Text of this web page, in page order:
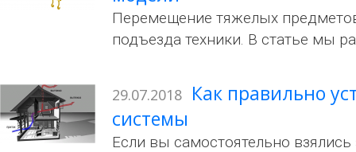
Перемещение тяжелых
подъезда техники. В статье мы
29.07.2018 Как правильно
системы
Если вы самостоятельно